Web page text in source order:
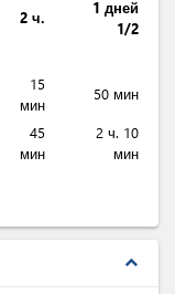
2 ч.
1 дней
1/2
15
мин
50 мин
45
мин
2 ч. 10
мин
expand_less